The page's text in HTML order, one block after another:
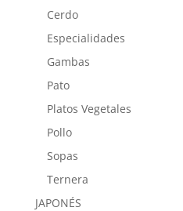
Cerdo
Especialidades
Gambas
Pato
Platos Vegetales
Pollo
Sopas
Ternera
JAPONÉS